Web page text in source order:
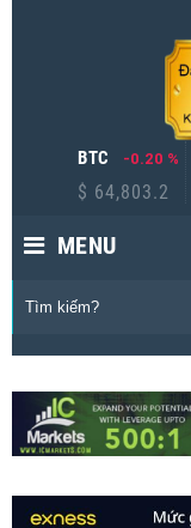
BTC
$ 64,803.2
-0.20 %
MENU